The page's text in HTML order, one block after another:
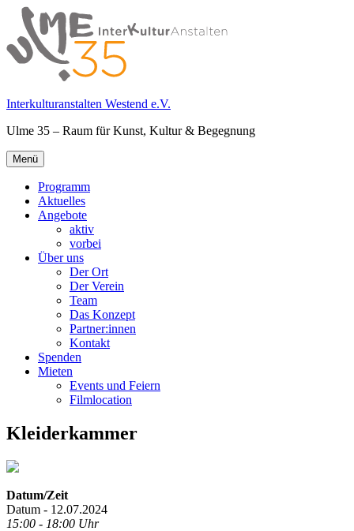
Springe
zum
Inhalt
Interkulturanstalten Westend e.V.
Ulme 35 – Raum für Kunst, Kultur & Begegnung
Primäres
Menü
Menü
Programm
Aktuelles
Angebote
aktiv
vorbei
Über uns
Der Ort
Der Verein
Team
Das Konzept
Partner:innen
Kontakt
Spenden
Mieten
Events und Feiern
Filmlocation
Kleiderkammer
Datum/Zeit
Datum - 12.07.2024
15:00 - 18:00 Uhr